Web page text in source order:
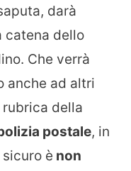
darà
catena dello
Che verrà
anche ad altri
della
postale, in
è non